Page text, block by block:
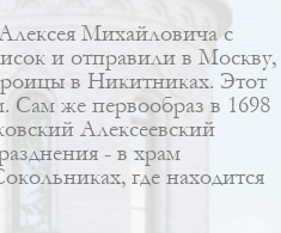
Михайловича с
и отправили в Москву,
в Никитниках. Этот
Сам же первообраз в 1698
Алексеевский
- в храм
где находится